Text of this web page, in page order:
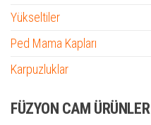
Yükseltiler
Ped Mama Kapları
Karpuzluklar
FÜZYON CAM ÜRÜNLER